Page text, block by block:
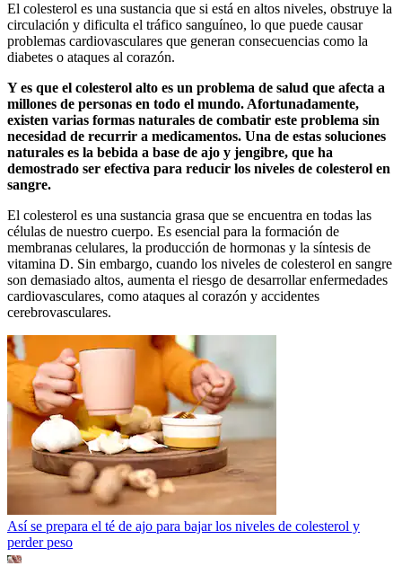
El colesterol es una sustancia que si está en altos niveles, obstruye la
circulación y dificulta el tráfico sanguíneo, lo que puede causar
problemas cardiovasculares que generan consecuencias como la
diabetes o ataques al corazón.
Y es que el colesterol alto es un problema de salud que afecta a
millones de personas en todo el mundo. Afortunadamente,
existen varias formas naturales de combatir este problema sin
necesidad de recurrir a medicamentos. Una de estas soluciones
naturales es la bebida a base de ajo y jengibre, que ha
demostrado ser efectiva para reducir los niveles de colesterol en
sangre.
El colesterol es una sustancia grasa que se encuentra en todas las
células de nuestro cuerpo. Es esencial para la formación de
membranas celulares, la producción de hormonas y la síntesis de
vitamina D. Sin embargo, cuando los niveles de colesterol en sangre
son demasiado altos, aumenta el riesgo de desarrollar enfermedades
cardiovasculares, como ataques al corazón y accidentes
cerebrovasculares.
Así se prepara el té de ajo para bajar los niveles de colesterol y
perder peso